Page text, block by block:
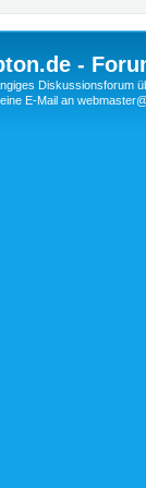
-
Diskussionsforum
E-Mail an